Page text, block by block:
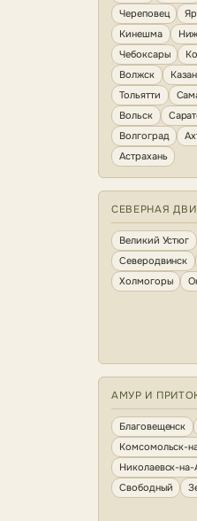
Череповец
Кинешма
Чебоксары
Волжск
Тольятти
Вольск
Волгоград
Астрахань
СЕВЕРНАЯ
Великий Устюг
Северодвинск
Холмогоры
АМУР И
Благовещенск
Комсомольск-
Николаевск-
Свободный